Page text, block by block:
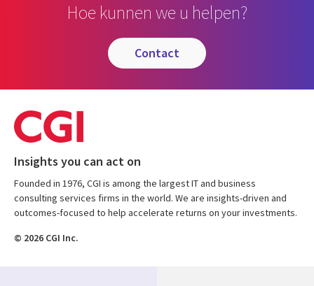
Hoe kunnen we u helpen?
contact
Insights you can act on
Founded in 1976, CGI is among the largest IT and business
consulting services firms in the world. We are insights-driven and
outcomes-focused to help accelerate returns on your investments.
© 2026 CGI Inc.